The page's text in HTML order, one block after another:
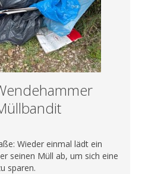
Wieder einmal lädt ein
seinen Müll ab, um sich eine
sparen.